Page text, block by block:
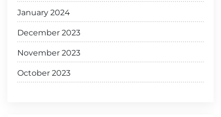
January 2024
December 2023
November 2023
October 2023